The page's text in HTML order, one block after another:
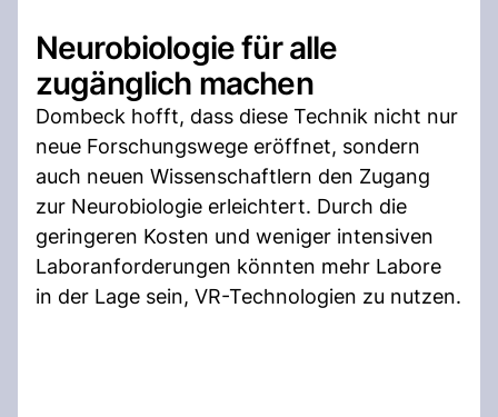
Neurobiologie für alle
zugänglich machen
Dombeck hofft, dass diese Technik nicht nur
neue Forschungswege eröffnet, sondern
auch neuen Wissenschaftlern den Zugang
zur Neurobiologie erleichtert. Durch die
geringeren Kosten und weniger intensiven
Laboranforderungen könnten mehr Labore
in der Lage sein, VR-Technologien zu nutzen.